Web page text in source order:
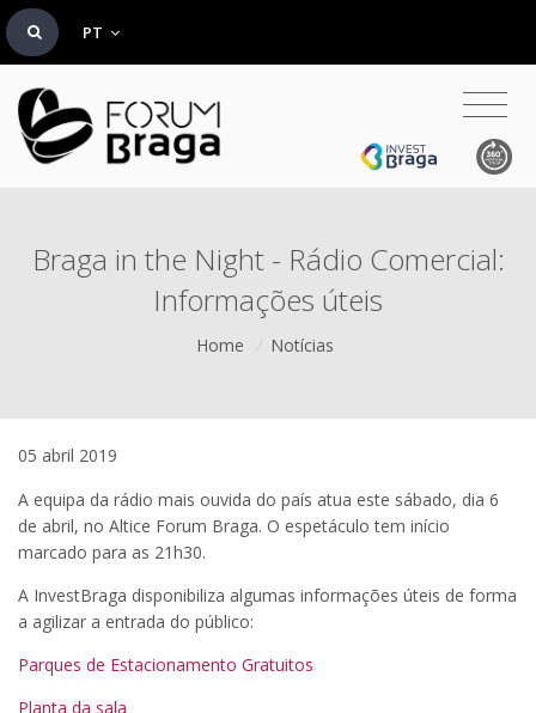
PT
Braga in the Night - Rádio Comercial:
Informações úteis
Home / Notícias
05 abril 2019
A equipa da rádio mais ouvida do país atua este sábado, dia 6
de abril, no Altice Forum Braga. O espetáculo tem início
marcado para as 21h30.
A InvestBraga disponibiliza algumas informações úteis de forma
a agilizar a entrada do público:
Parques de Estacionamento Gratuitos
Planta da sala